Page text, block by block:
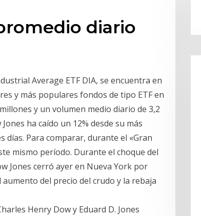
diario
Average ETF DIA, se encuentra en
y más populares fondos de tipo ETF en
y un volumen medio diario de 3,2
ha caído un 12% desde su más
Para comparar, durante el «Gran
mismo período. Durante el choque del
Jones cerró ayer en Nueva York por
del precio del crudo y la rebaja
Henry Dow y Eduard D. Jones